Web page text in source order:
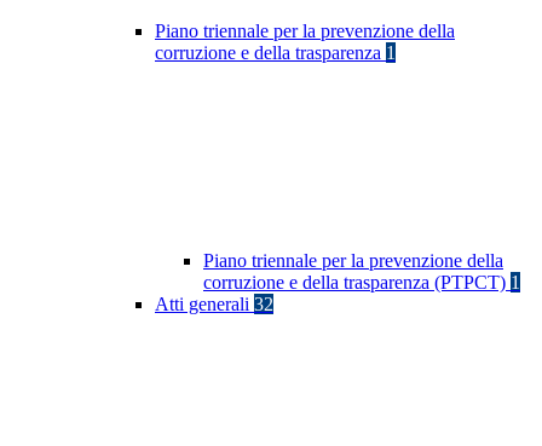
Piano triennale per la prevenzione della
corruzione e della trasparenza 1
Piano triennale per la prevenzione della
corruzione e della trasparenza (PTPCT) 1
Atti generali 32